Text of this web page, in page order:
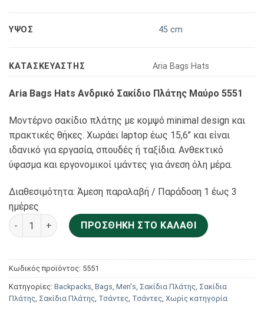
ΥΨΟΣ 45 cm
KΑΤΑΣΚΕΥΑΣΤΗΣ Αria Bags Hats
Aria Bags Hats Ανδρικό Σακίδιο Πλάτης Μαύρο 5551
Μοντέρνο σακίδιο πλάτης με κομψό minimal design και
πρακτικές θήκες. Χωράει laptop έως 15,6’’ και είναι
ιδανικό για εργασία, σπουδές ή ταξίδια. Ανθεκτικό
ύφασμα και εργονομικοί ιμάντες για άνεση όλη μέρα.
Διαθεσιμότητα: Άμεση παραλαβή / Παράδoση 1 έως 3
ημέρες
Aria Bags Hats Ανδρικό Σακίδιο Πλάτης Μαύρο 5551
ΠΡΟΣΘΉΚΗ ΣΤΟ ΚΑΛΆΘΙ
Κωδικός προϊόντος: 5551
Κατηγορίες: Backpacks Bags Men's Σακίδια Πλάτης Σακίδια
Πλάτης Σακίδια Πλάτης Τσάντες Τσάντες Χωρίς κατηγορία